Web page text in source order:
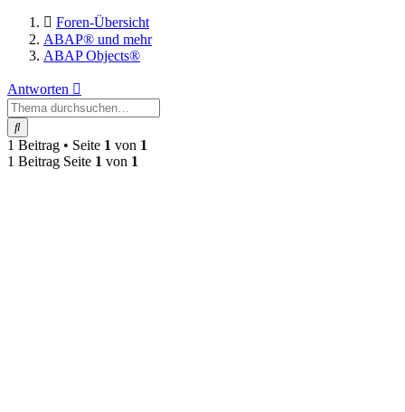
Foren-Übersicht
ABAP® und mehr
ABAP Objects®
Antworten
Suche
1 Beitrag • Seite 1 von 1
1 Beitrag Seite 1 von 1